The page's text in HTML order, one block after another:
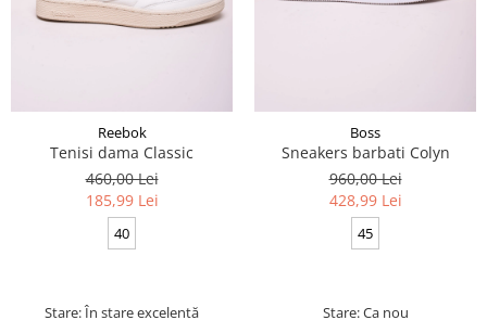
Reebok
Tenisi dama Classic
460,00 Lei
185,99 Lei
40
Stare: În stare excelentă
Boss
Sneakers barbati Colyn
960,00 Lei
428,99 Lei
45
Stare: Ca nou